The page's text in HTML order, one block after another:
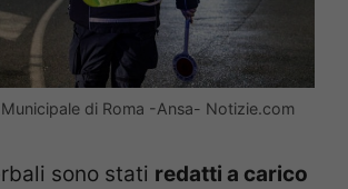
di Roma -Ansa- Notizie.com
sono stati redatti a carico